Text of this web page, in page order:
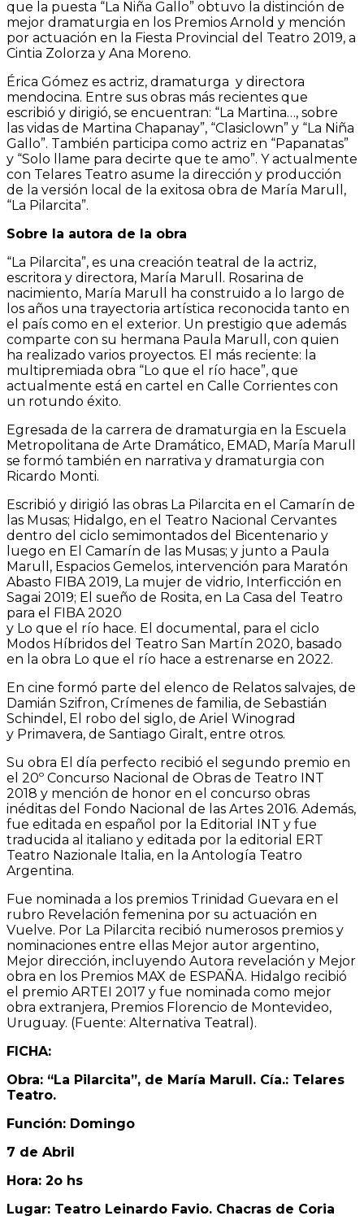
que la puesta “La Niña Gallo” obtuvo la distinción de
mejor dramaturgia en los Premios Arnold y mención
por actuación en la Fiesta Provincial del Teatro 2019, a
Cintia Zolorza y Ana Moreno.
Érica Gómez es actriz, dramaturga y directora
mendocina. Entre sus obras más recientes que
escribió y dirigió, se encuentran: “La Martina…, sobre
las vidas de Martina Chapanay”, “Clasiclown” y “La Niña
Gallo”. También participa como actriz en “Papanatas”
y “Solo llame para decirte que te amo”. Y actualmente
con Telares Teatro asume la dirección y producción
de la versión local de la exitosa obra de María Marull,
“La Pilarcita”.
Sobre la autora de la obra
“La Pilarcita”, es una creación teatral de la actriz,
escritora y directora, María Marull. Rosarina de
nacimiento, María Marull ha construido a lo largo de
los años una trayectoria artística reconocida tanto en
el país como en el exterior. Un prestigio que además
comparte con su hermana Paula Marull, con quien
ha realizado varios proyectos. El más reciente: la
multipremiada obra “Lo que el río hace”, que
actualmente está en cartel en Calle Corrientes con
un rotundo éxito.
Egresada de la carrera de dramaturgia en la Escuela
Metropolitana de Arte Dramático, EMAD, María Marull
se formó también en narrativa y dramaturgia con
Ricardo Monti.
Escribió y dirigió las obras La Pilarcita en el Camarín de
las Musas; Hidalgo, en el Teatro Nacional Cervantes
dentro del ciclo semimontados del Bicentenario y
luego en El Camarín de las Musas; y junto a Paula
Marull, Espacios Gemelos, intervención para Maratón
Abasto FIBA 2019, La mujer de vidrio, Interficción en
Sagai 2019; El sueño de Rosita, en La Casa del Teatro
para el FIBA 2020
y Lo que el río hace. El documental, para el ciclo
Modos Híbridos del Teatro San Martín 2020, basado
en la obra Lo que el río hace a estrenarse en 2022.
En cine formó parte del elenco de Relatos salvajes, de
Damián Szifron, Crímenes de familia, de Sebastián
Schindel, El robo del siglo, de Ariel Winograd
y Primavera, de Santiago Giralt, entre otros.
Su obra El día perfecto recibió el segundo premio en
el 20º Concurso Nacional de Obras de Teatro INT
2018 y mención de honor en el concurso obras
inéditas del Fondo Nacional de las Artes 2016. Además,
fue editada en español por la Editorial INT y fue
traducida al italiano y editada por la editorial ERT
Teatro Nazionale Italia, en la Antología Teatro
Argentina.
Fue nominada a los premios Trinidad Guevara en el
rubro Revelación femenina por su actuación en
Vuelve. Por La Pilarcita recibió numerosos premios y
nominaciones entre ellas Mejor autor argentino,
Mejor dirección, incluyendo Autora revelación y Mejor
obra en los Premios MAX de ESPAÑA. Hidalgo recibió
el premio ARTEI 2017 y fue nominada como mejor
obra extranjera, Premios Florencio de Montevideo,
Uruguay. (Fuente: Alternativa Teatral).
FICHA:
Obra: “La Pilarcita”, de María Marull. Cía.: Telares
Teatro.
Función: Domingo
7 de Abril
Hora: 2o hs
Lugar: Teatro Leinardo Favio. Chacras de Coria